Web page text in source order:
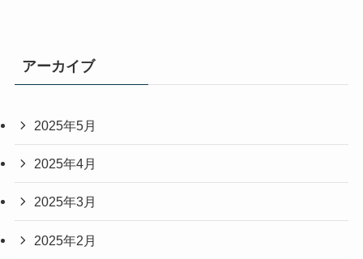
アーカイブ
2025年5月
2025年4月
2025年3月
2025年2月